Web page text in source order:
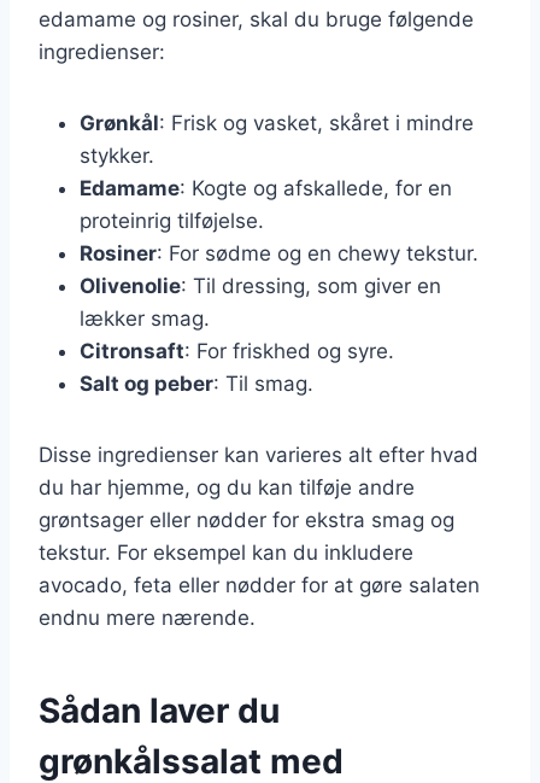
edamame og rosiner, skal du bruge følgende
ingredienser:
Grønkål: Frisk og vasket, skåret i mindre
stykker.
Edamame: Kogte og afskallede, for en
proteinrig tilføjelse.
Rosiner: For sødme og en chewy tekstur.
Olivenolie: Til dressing, som giver en
lækker smag.
Citronsaft: For friskhed og syre.
Salt og peber: Til smag.
Disse ingredienser kan varieres alt efter hvad
du har hjemme, og du kan tilføje andre
grøntsager eller nødder for ekstra smag og
tekstur. For eksempel kan du inkludere
avocado, feta eller nødder for at gøre salaten
endnu mere nærende.
Sådan laver du
grønkålssalat med